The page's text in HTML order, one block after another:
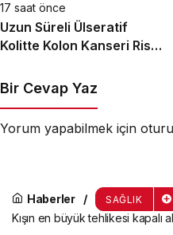
17 saat önce
Uzun Süreli Ülseratif
Kolitte Kolon Kanseri Riski
Bir Cevap Yaz
Yorum yapabilmek için
Haberler SAĞLIK
Kışın en büyük tehlikesi kapalı